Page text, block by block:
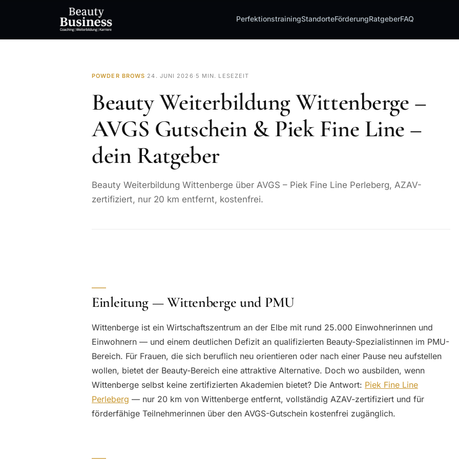
PerfektionstrainingStandorteFörderungRatgeberFAQ
POWDER BROWS· 24. JUNI 2026 · 5 MIN. LESEZEIT
Beauty Weiterbildung Wittenberge –
AVGS Gutschein & Piek Fine Line –
dein Ratgeber
Beauty Weiterbildung Wittenberge über AVGS – Piek Fine Line Perleberg, AZAV-
zertifiziert, nur 20 km entfernt, kostenfrei.
Einleitung — Wittenberge und PMU
Wittenberge ist ein Wirtschaftszentrum an der Elbe mit rund 25.000 Einwohnerinnen und
Einwohnern — und einem deutlichen Defizit an qualifizierten Beauty-Spezialistinnen im PMU-
Bereich. Für Frauen, die sich beruflich neu orientieren oder nach einer Pause neu aufstellen
wollen, bietet der Beauty-Bereich eine attraktive Alternative. Doch wo ausbilden, wenn
Wittenberge selbst keine zertifizierten Akademien bietet? Die Antwort: Piek Fine Line
Perleberg — nur 20 km von Wittenberge entfernt, vollständig AZAV-zertifiziert und für
förderfähige Teilnehmerinnen über den AVGS-Gutschein kostenfrei zugänglich.